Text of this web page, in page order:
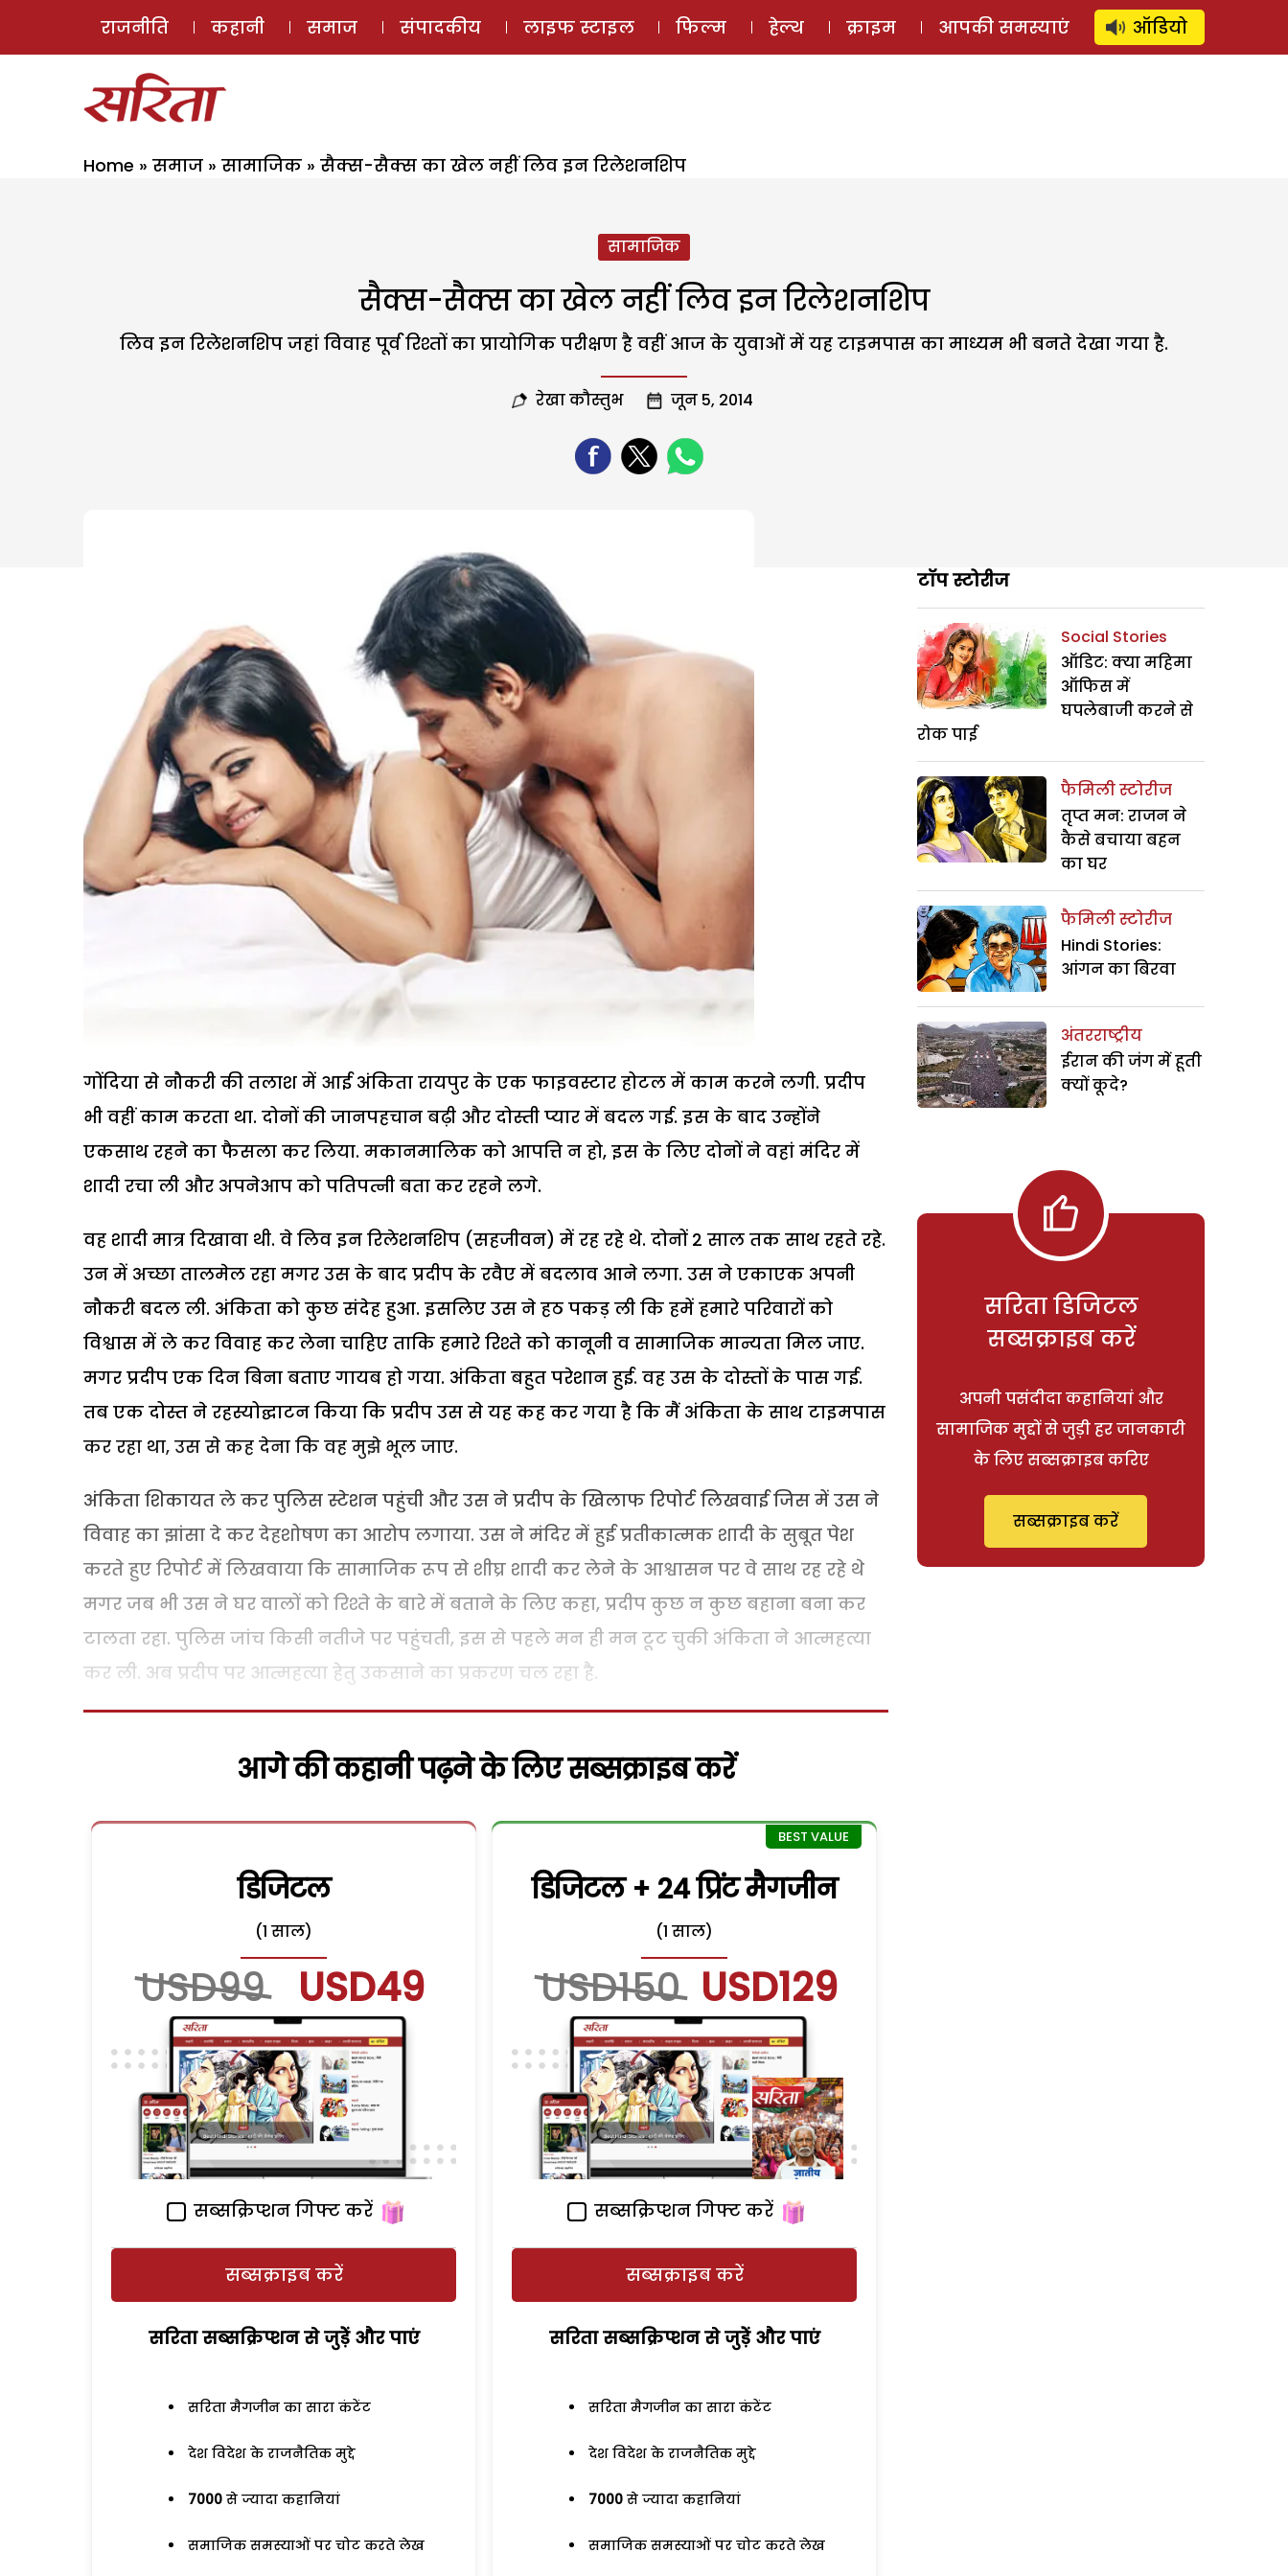
ई-मैगज़ीन ऑडियो स्टोरी लॉग इन ⚲ SUBSCRIBE
राजनीति कहानी समाज संपादकीय लाइफ स्टाइल फिल्म हेल्थ क्राइम आपकी समस्याएं ऑडियो
Home » समाज » सामाजिक » सैक्स-सैक्स का खेल नहीं लिव इन रिलेशनशिप
सामाजिक
सैक्स-सैक्स का खेल नहीं लिव इन रिलेशनशिप
लिव इन रिलेशनशिप जहां विवाह पूर्व रिश्तों का प्रायोगिक परीक्षण है वहीं आज के युवाओं में यह टाइमपास का माध्यम भी बनते देखा गया है.
रेखा कौस्तुभ जून 5, 2014
गोंदिया से नौकरी की तलाश में आई अंकिता रायपुर के एक फाइवस्टार होटल में काम करने लगी. प्रदीप
भी वहीं काम करता था. दोनों की जानपहचान बढ़ी और दोस्ती प्यार में बदल गई. इस के बाद उन्होंने
एकसाथ रहने का फैसला कर लिया. मकानमालिक को आपत्ति न हो, इस के लिए दोनों ने वहां मंदिर में
शादी रचा ली और अपनेआप को पतिपत्नी बता कर रहने लगे.
वह शादी मात्र दिखावा थी. वे लिव इन रिलेशनशिप (सहजीवन) में रह रहे थे. दोनों 2 साल तक साथ रहते रहे.
उन में अच्छा तालमेल रहा मगर उस के बाद प्रदीप के रवैए में बदलाव आने लगा. उस ने एकाएक अपनी
नौकरी बदल ली. अंकिता को कुछ संदेह हुआ. इसलिए उस ने हठ पकड़ ली कि हमें हमारे परिवारों को
विश्वास में ले कर विवाह कर लेना चाहिए ताकि हमारे रिश्ते को कानूनी व सामाजिक मान्यता मिल जाए.
मगर प्रदीप एक दिन बिना बताए गायब हो गया. अंकिता बहुत परेशान हुई. वह उस के दोस्तों के पास गई.
तब एक दोस्त ने रहस्योद्घाटन किया कि प्रदीप उस से यह कह कर गया है कि मैं अंकिता के साथ टाइमपास
कर रहा था, उस से कह देना कि वह मुझे भूल जाए.
अंकिता शिकायत ले कर पुलिस स्टेशन पहुंची और उस ने प्रदीप के खिलाफ रिपोर्ट लिखवाई जिस में उस ने
विवाह का झांसा दे कर देहशोषण का आरोप लगाया. उस ने मंदिर में हुई प्रतीकात्मक शादी के सुबूत पेश
करते हुए रिपोर्ट में लिखवाया कि सामाजिक रूप से शीघ्र शादी कर लेने के आश्वासन पर वे साथ रह रहे थे
मगर जब भी उस ने घर वालों को रिश्ते के बारे में बताने के लिए कहा, प्रदीप कुछ न कुछ बहाना बना कर
टालता रहा. पुलिस जांच किसी नतीजे पर पहुंचती, इस से पहले मन ही मन टूट चुकी अंकिता ने आत्महत्या
कर ली. अब प्रदीप पर आत्महत्या हेतु उकसाने का प्रकरण चल रहा है.
आगे की कहानी पढ़ने के लिए सब्सक्राइब करें
डिजिटल
(1 साल)
USD99 USD49
सब्सक्रिप्शन गिफ्ट करें
सब्सक्राइब करें
सरिता सब्सक्रिप्शन से जुड़ेें और पाएं
सरिता मैगजीन का सारा कंटेंट
देश विदेश के राजनैतिक मुद्दे
7000 से ज्यादा कहानियां
समाजिक समस्याओं पर चोट करते लेख
डिजिटल + 24 प्रिंट मैगजीन
(1 साल)
USD150 USD129
सब्सक्रिप्शन गिफ्ट करें
सब्सक्राइब करें
सरिता सब्सक्रिप्शन से जुड़ेें और पाएं
सरिता मैगजीन का सारा कंटेंट
देश विदेश के राजनैतिक मुद्दे
7000 से ज्यादा कहानियां
समाजिक समस्याओं पर चोट करते लेख
टॉप स्टोरीज
Social Stories
ऑडिट: क्या महिमा
ऑफिस में
घपलेबाजी करने से
रोक पाई
फैमिली स्टोरीज
तृप्त मन: राजन ने
कैसे बचाया बहन
का घर
फैमिली स्टोरीज
Hindi Stories:
आंगन का बिरवा
अंतरराष्ट्रीय
ईरान की जंग में हूती
क्यों कूदे?
सरिता डिजिटल
सब्सक्राइब करें
अपनी पसंदीदा कहानियां और
सामाजिक मुद्दों से जुड़ी हर जानकारी
के लिए सब्सक्राइब करिए
सब्सक्राइब करें